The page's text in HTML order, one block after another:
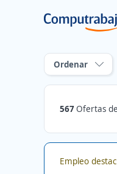
Ordenar
567Ofertas de
Empleo